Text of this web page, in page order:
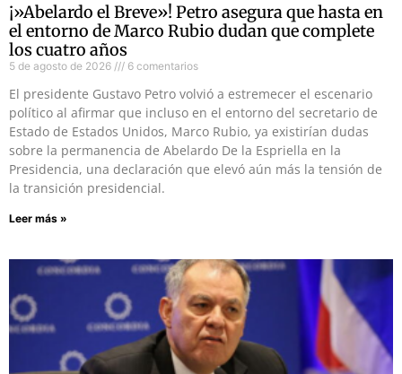
¡»Abelardo el Breve»! Petro asegura que hasta en
el entorno de Marco Rubio dudan que complete
los cuatro años
5 de agosto de 2026 6 comentarios
El presidente Gustavo Petro volvió a estremecer el escenario
político al afirmar que incluso en el entorno del secretario de
Estado de Estados Unidos, Marco Rubio, ya existirían dudas
sobre la permanencia de Abelardo De la Espriella en la
Presidencia, una declaración que elevó aún más la tensión de
la transición presidencial.
Leer más »